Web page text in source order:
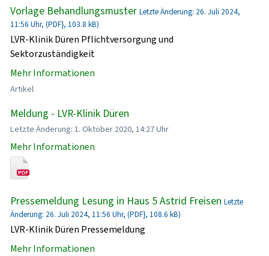
Vorlage Behandlungsmuster Letzte Änderung: 26. Juli 2024,
11:56 Uhr, (PDF}, 103.8 kB)
LVR-Klinik Düren Pflichtversorgung und
Sektorzuständigkeit
Mehr Informationen
Artikel
Meldung - LVR-Klinik Düren
Letzte Änderung: 1. Oktober 2020, 14:27 Uhr
Mehr Informationen
Pressemeldung Lesung in Haus 5 Astrid Freisen Letzte
Änderung: 26. Juli 2024, 11:56 Uhr, (PDF}, 108.6 kB)
LVR-Klinik Düren Pressemeldung
Mehr Informationen